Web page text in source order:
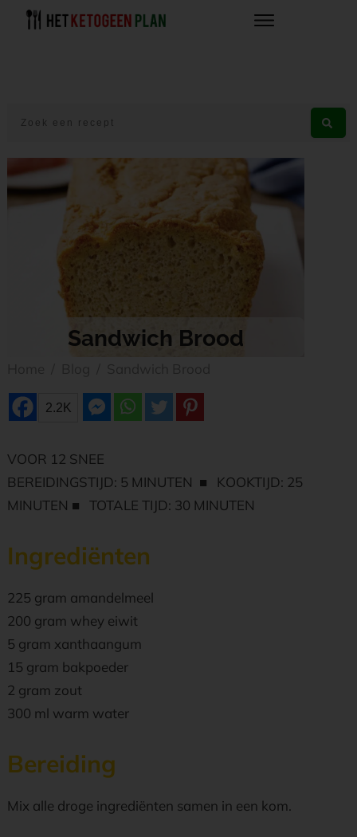
Sandwich Brood
2.2K
VOOR 12 SNEE
BEREIDINGSTIJD: 5 MINUTEN ■ KOOKTIJD: 25
MINUTEN ■ TOTALE TIJD: 30 MINUTEN
Ingrediënten
225 gram amandelmeel
200 gram whey eiwit
5 gram xаnthаangum
15 gram bakpoeder
2 gram zout
300 ml warm wаtеr
Bereiding
Mix alle droge ingrediënten samen in een kom.